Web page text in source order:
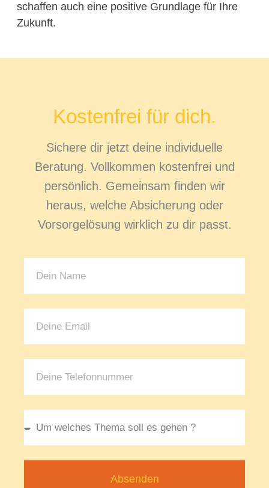
schaffen auch eine positive Grundlage für Ihre
Zukunft.
Kostenfrei für dich.
Sichere dir jetzt deine individuelle
Beratung. Vollkommen kostenfrei und
persönlich. Gemeinsam finden wir
heraus, welche Absicherung oder
Vorsorgelösung wirklich zu dir passt.
Absenden